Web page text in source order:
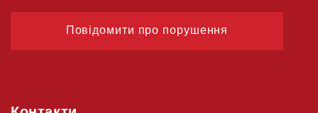
Повідомити про порушення